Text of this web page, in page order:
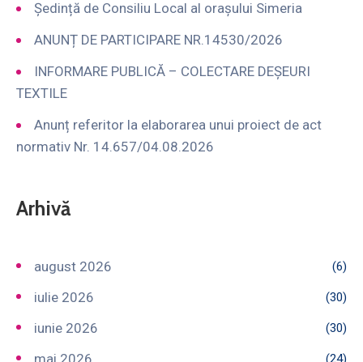
Ședință de Consiliu Local al orașului Simeria
ANUNȚ DE PARTICIPARE NR.14530/2026
INFORMARE PUBLICĂ – COLECTARE DEȘEURI
TEXTILE
Anunț referitor la elaborarea unui proiect de act
normativ Nr. 14.657/04.08.2026
Arhivă
august 2026 (6)
iulie 2026 (30)
iunie 2026 (30)
mai 2026 (24)